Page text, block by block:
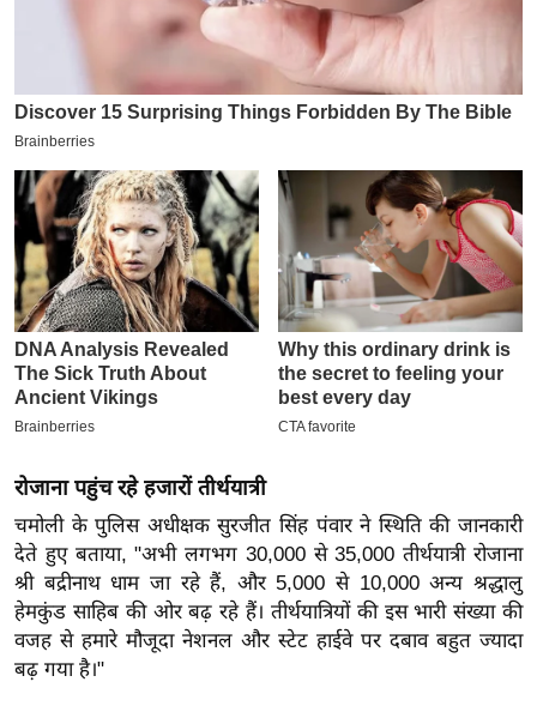
क्रा
इ
म
ई
पे
प
र
मि
सा
ल
बे
सा
ल
श
ख्सि
य
रोजाना पहुंच रहे हजारों तीर्थयात्री
चमोली के पुलिस अधीक्षक सुरजीत सिंह पंवार ने स्थिति की जानकारी
देते हुए बताया, "अभी लगभग 30,000 से 35,000 तीर्थयात्री रोजाना
श्री बद्रीनाथ धाम जा रहे हैं, और 5,000 से 10,000 अन्य श्रद्धालु
हेमकुंड साहिब की ओर बढ़ रहे हैं। तीर्थयात्रियों की इस भारी संख्या की
वजह से हमारे मौजूदा नेशनल और स्टेट हाईवे पर दबाव बहुत ज्यादा
बढ़ गया है।"